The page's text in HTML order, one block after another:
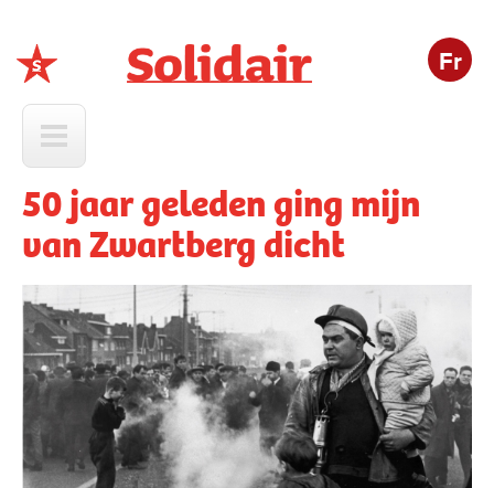
Fr
50 jaar geleden ging mijn
van Zwartberg dicht